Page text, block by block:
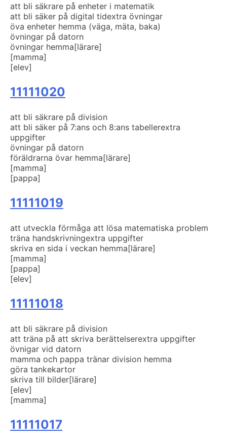
att bli säkrare på enheter i matematik
att bli säker på digital tidextra övningar
öva enheter hemma (väga, mäta, baka)
övningar på datorn
övningar hemma[lärare]
[mamma]
[elev]
11111020
att bli säkrare på division
att bli säker på 7:ans och 8:ans tabellerextra
uppgifter
övningar på datorn
föräldrarna övar hemma[lärare]
[mamma]
[pappa]
11111019
att utveckla förmåga att lösa matematiska problem
träna handskrivningextra uppgifter
skriva en sida i veckan hemma[lärare]
[mamma]
[pappa]
[elev]
11111018
att bli säkrare på division
att träna på att skriva berättelserextra uppgifter
övnigar vid datorn
mamma och pappa tränar division hemma
göra tankekartor
skriva till bilder[lärare]
[elev]
[mamma]
11111017